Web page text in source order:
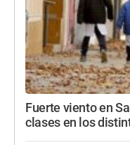
Fuerte viento en
clases en los